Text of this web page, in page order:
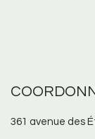
361 avenue des